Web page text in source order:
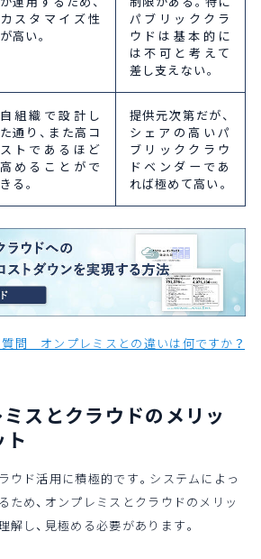
カスタマイズ性
が高い。
パブリッククラ
ウドは基本的に
は不可と考えて
差し支えない。
自組織で設計し
た通り、また高コ
ストであるほど
高めることがで
きる。
提供元次第だが、
シェアの高いパ
ブリッククラウ
ドベンダーであ
れば極めて高い。
質問 オンプレミスとの違いは何ですか？
スとクラウドのメリッ
ト
ウド活用に積極的です。システムによっ
ため、オンプレミスとクラウドのメリッ
解し、見極める必要があります。